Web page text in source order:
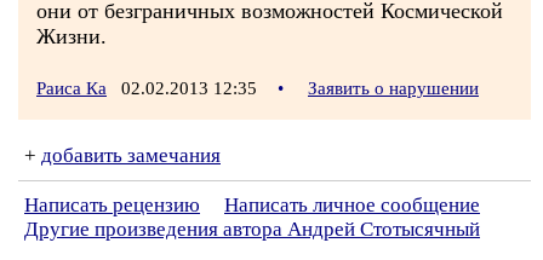
они от безграничных возможностей Космической
Жизни.
Раиса Ка 02.02.2013 12:35 • Заявить о нарушении
+ добавить замечания
Написать рецензию
Написать личное сообщение
Другие произведения автора Андрей Стотысячный